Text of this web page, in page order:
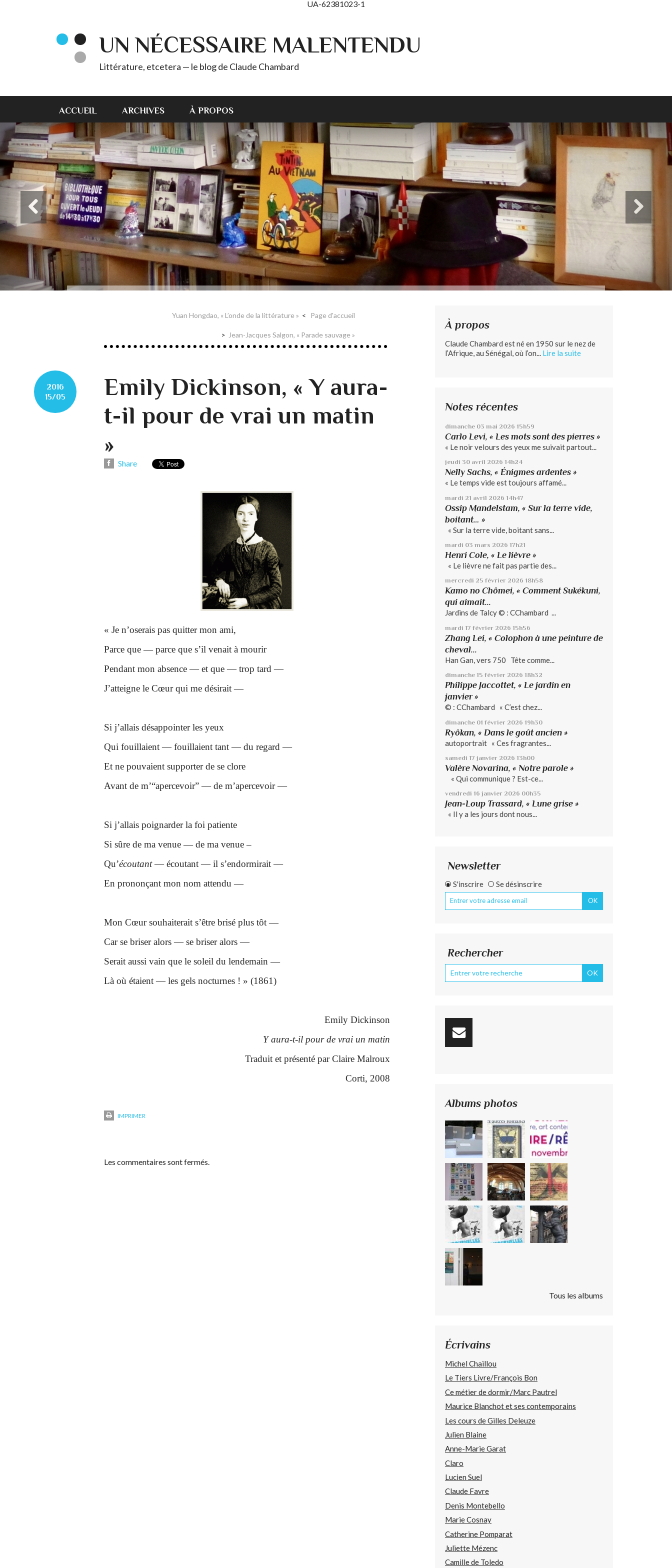
UA-62381023-1
UN NÉCESSAIRE MALENTENDU
Littérature, etcetera — le blog de Claude Chambard
ACCUEIL ARCHIVES À PROPOS
Yuan Hongdao, « L’onde de la littérature » Page d'accueil
Jean-Jacques Salgon, « Parade sauvage »
2016
15/05
Emily Dickinson, « Y aura-
t-il pour de vrai un matin
»
Share
« Je n’oserais pas quitter mon ami,
Parce que — parce que s’il venait à mourir
Pendant mon absence — et que — trop tard —
J’atteigne le Cœur qui me désirait —
Si j’allais désappointer les yeux
Qui fouillaient — fouillaient tant — du regard —
Et ne pouvaient supporter de se clore
Avant de m’“apercevoir” — de m’apercevoir —
Si j’allais poignarder la foi patiente
Si sûre de ma venue — de ma venue –
Qu’écoutant— écoutant — il s’endormirait —
En prononçant mon nom attendu —
Mon Cœur souhaiterait s’être brisé plus tôt —
Car se briser alors — se briser alors —
Serait aussi vain que le soleil du lendemain —
Là où étaient — les gels nocturnes ! » (1861)
Emily Dickinson
Y aura-t-il pour de vrai un matin
Traduit et présenté par Claire Malroux
Corti, 2008
IMPRIMER
Les commentaires sont fermés.
À propos
Claude Chambard est né en 1950 sur le nez de
l’Afrique, au Sénégal, où l’on... Lire la suite
Notes récentes
dimanche 03 mai 2026 15h59
Carlo Levi, « Les mots sont des pierres »
« Le noir velours des yeux me suivait partout...
jeudi 30 avril 2026 14h24
Nelly Sachs, « Énigmes ardentes »
« Le temps vide est toujours affamé...
mardi 21 avril 2026 14h47
Ossip Mandelstam, « Sur la terre vide,
boitant… »
« Sur la terre vide, boitant sans...
mardi 03 mars 2026 17h21
Henri Cole, « Le lièvre »
« Le lièvre ne fait pas partie des...
mercredi 25 février 2026 18h58
Kamo no Chômei, « Comment Sukékuni,
qui aimait...
Jardins de Talcy © : CChambard ...
mardi 17 février 2026 15h56
Zhang Lei, « Colophon à une peinture de
cheval...
Han Gan, vers 750 Tête comme...
dimanche 15 février 2026 18h32
Philippe Jaccottet, « Le jardin en
janvier »
© : CChambard « C’est chez...
dimanche 01 février 2026 19h30
Ryôkan, « Dans le goût ancien »
autoportrait « Ces fragrantes...
samedi 17 janvier 2026 13h00
Valère Novarina, « Notre parole »
« Qui communique ? Est-ce...
vendredi 16 janvier 2026 00h35
Jean-Loup Trassard, « Lune grise »
« Il y a les jours dont nous...
Newsletter
S'inscrire Se désinscrire
Rechercher
Albums photos
Tous les albums
Écrivains
Michel Chaillou
Le Tiers Livre/François Bon
Ce métier de dormir/Marc Pautrel
Maurice Blanchot et ses contemporains
Les cours de Gilles Deleuze
Julien Blaine
Anne-Marie Garat
Claro
Lucien Suel
Claude Favre
Denis Montebello
Marie Cosnay
Catherine Pomparat
Juliette Mézenc
Camille de Toledo